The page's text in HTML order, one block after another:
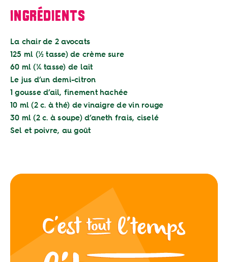
INGRÉDIENTS
La chair de 2 avocats
125 ml (½ tasse) de crème sure
60 ml (¼ tasse) de lait
Le jus d’un demi-citron
1 gousse d’ail, finement hachée
10 ml (2 c. à thé) de vinaigre de vin rouge
30 ml (2 c. à soupe) d’aneth frais, ciselé
Sel et poivre, au goût